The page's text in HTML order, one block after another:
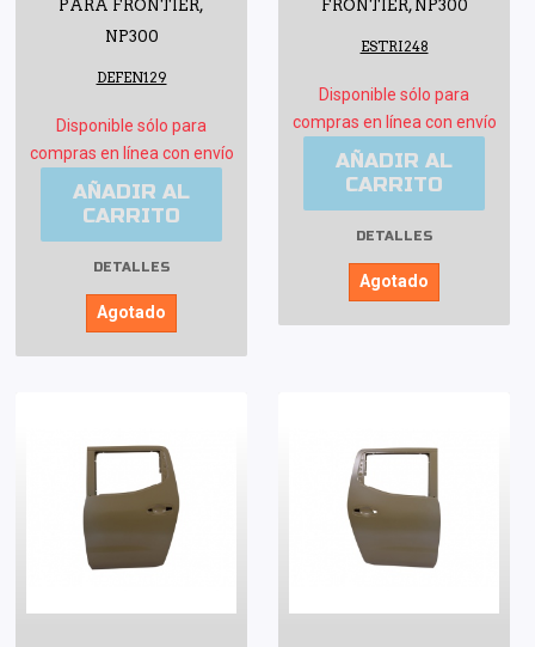
PARA FRONTIER,
NP300
DEFEN129
Disponible sólo para
compras en línea con envío
AÑADIR AL
CARRITO
DETALLES
Agotado
FRONTIER, NP300
ESTRI248
Disponible sólo para
compras en línea con envío
AÑADIR AL
CARRITO
DETALLES
Agotado